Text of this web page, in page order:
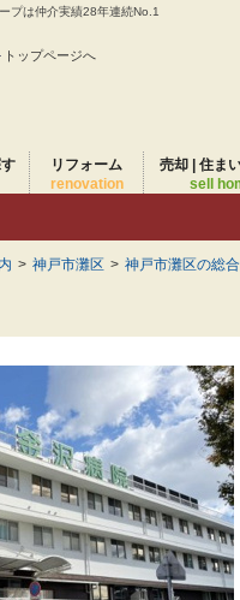
プは仲介実績28年連続No.1
トップページへ
リフォーム
renovation
売却 | 住ま
sell
> 神戸市灘区 > 神戸市灘区の総